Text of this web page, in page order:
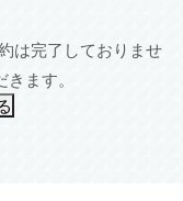
は完了しておりませ
ます。